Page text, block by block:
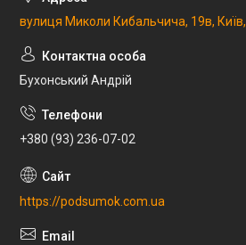
вулиця Миколи Кибальчича, 19в, Київ,
Бухонський Андрій
+380 (93) 236-07-02
https://podsumok.com.ua